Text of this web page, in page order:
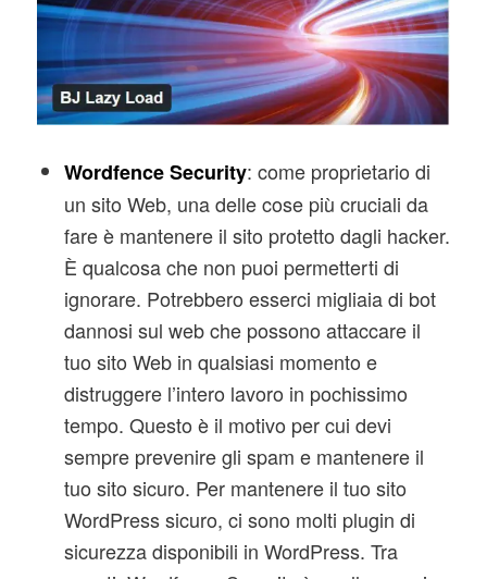
Wordfence Security: come proprietario di
un sito Web, una delle cose più cruciali da
fare è mantenere il sito protetto dagli hacker.
È qualcosa che non puoi permetterti di
ignorare. Potrebbero esserci migliaia di bot
dannosi sul web che possono attaccare il
tuo sito Web in qualsiasi momento e
distruggere l’intero lavoro in pochissimo
tempo. Questo è il motivo per cui devi
sempre prevenire gli spam e mantenere il
tuo sito sicuro. Per mantenere il tuo sito
WordPress sicuro, ci sono molti plugin di
sicurezza disponibili in WordPress. Tra